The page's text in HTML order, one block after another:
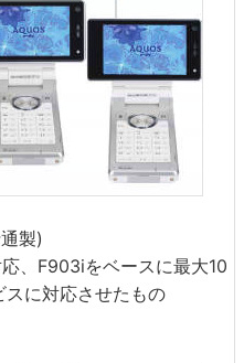
製)
、F903iをベースに最大10
に対応させたもの